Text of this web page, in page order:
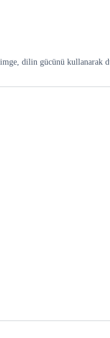
dilin gücünü kullanarak